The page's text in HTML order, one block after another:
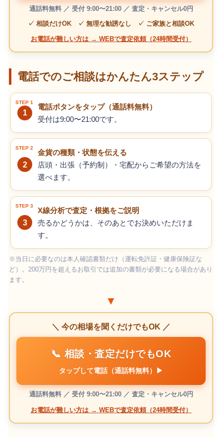
通話料無料 ／ 受付 9:00〜21:00 ／ 査定・キャンセル0円
✓ 相談だけOK ✓ 無理な勧誘なし ✓ ご家族と相談OK
お電話が難しい方は → WEBで査定依頼（24時間受付）
電話でのご相談はかんたん3ステップ
1
電話ボタンをタップ（通話料無料）
受付は9:00〜21:00です。
2
金貨の種類・状態を伝える
店頭・出張（予約制）・宅配からご希望の方法を
選べます。
3
X線分析で査定・根拠をご説明
売るかどうかは、そのあとでお決めいただけま
す。
※当日に必要なのは本人確認書類だけ（運転免許証・健康保険証な
ど）。200万円を超えるお取引では追加の書類が必要になる場合があり
ます。
▼
＼ 今の相場を聞くだけでもOK ／
📞 相談・査定だけでもOK
タップして電話（通話料無料）▶
通話料無料 ／ 受付 9:00〜21:00 ／ 査定・キャンセル0円
お電話が難しい方は → WEBで査定依頼（24時間受付）